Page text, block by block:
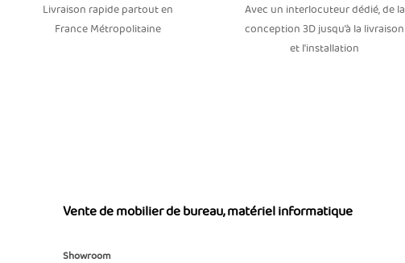
Livraison rapide partout en
France Métropolitaine
Avec un interlocuteur dédié, de la
conception 3D jusqu’à la livraison
et l'installation
Vente de mobilier de bureau, matériel informatique
Showroom